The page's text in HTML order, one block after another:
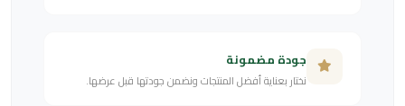
جودة مضمونة
نختار بعناية أفضل المنتجات ونضمن جودتها قبل عرضها.